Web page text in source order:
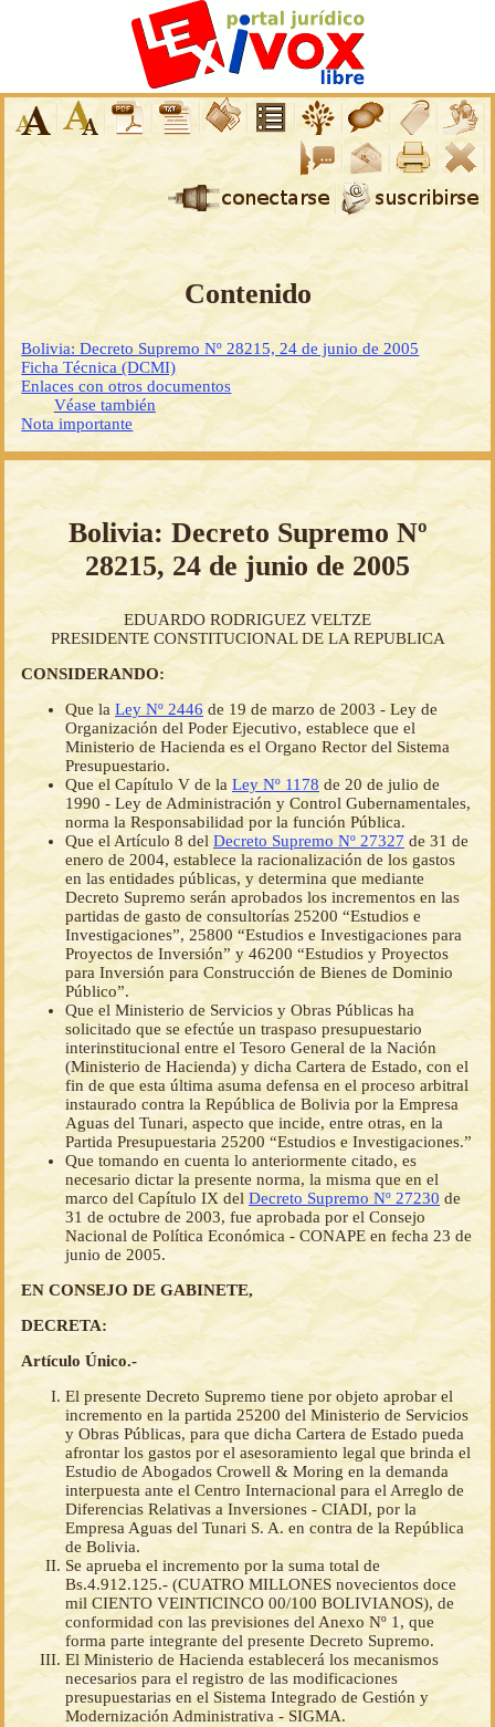
Contenido
Bolivia: Decreto Supremo Nº 28215, 24 de junio de 2005
Ficha Técnica (DCMI)
Enlaces con otros documentos
Véase también
Nota importante
Bolivia: Decreto Supremo Nº
28215, 24 de junio de 2005
EDUARDO RODRIGUEZ VELTZE
PRESIDENTE CONSTITUCIONAL DE LA REPUBLICA
CONSIDERANDO:
Que la Ley Nº 2446 de 19 de marzo de 2003 - Ley de
Organización del Poder Ejecutivo, establece que el
Ministerio de Hacienda es el Organo Rector del Sistema
Presupuestario.
Que el Capítulo V de la Ley Nº 1178 de 20 de julio de
1990 - Ley de Administración y Control Gubernamentales,
norma la Responsabilidad por la función Pública.
Que el Artículo 8 del Decreto Supremo Nº 27327 de 31 de
enero de 2004, establece la racionalización de los gastos
en las entidades públicas, y determina que mediante
Decreto Supremo serán aprobados los incrementos en las
partidas de gasto de consultorías 25200 “Estudios e
Investigaciones”, 25800 “Estudios e Investigaciones para
Proyectos de Inversión” y 46200 “Estudios y Proyectos
para Inversión para Construcción de Bienes de Dominio
Público”.
Que el Ministerio de Servicios y Obras Públicas ha
solicitado que se efectúe un traspaso presupuestario
interinstitucional entre el Tesoro General de la Nación
(Ministerio de Hacienda) y dicha Cartera de Estado, con el
fin de que esta última asuma defensa en el proceso arbitral
instaurado contra la República de Bolivia por la Empresa
Aguas del Tunari, aspecto que incide, entre otras, en la
Partida Presupuestaria 25200 “Estudios e Investigaciones.”
Que tomando en cuenta lo anteriormente citado, es
necesario dictar la presente norma, la misma que en el
marco del Capítulo IX del Decreto Supremo Nº 27230 de
31 de octubre de 2003, fue aprobada por el Consejo
Nacional de Política Económica - CONAPE en fecha 23 de
junio de 2005.
EN CONSEJO DE GABINETE,
DECRETA:
Artículo Único.-
El presente Decreto Supremo tiene por objeto aprobar el
incremento en la partida 25200 del Ministerio de Servicios
y Obras Públicas, para que dicha Cartera de Estado pueda
afrontar los gastos por el asesoramiento legal que brinda el
Estudio de Abogados Crowell & Moring en la demanda
interpuesta ante el Centro Internacional para el Arreglo de
Diferencias Relativas a Inversiones - CIADI, por la
Empresa Aguas del Tunari S. A. en contra de la República
de Bolivia.
Se aprueba el incremento por la suma total de
Bs.4.912.125.- (CUATRO MILLONES novecientos doce
mil CIENTO VEINTICINCO 00/100 BOLIVIANOS), de
conformidad con las previsiones del Anexo Nº 1, que
forma parte integrante del presente Decreto Supremo.
El Ministerio de Hacienda establecerá los mecanismos
necesarios para el registro de las modificaciones
presupuestarias en el Sistema Integrado de Gestión y
Modernización Administrativa - SIGMA.